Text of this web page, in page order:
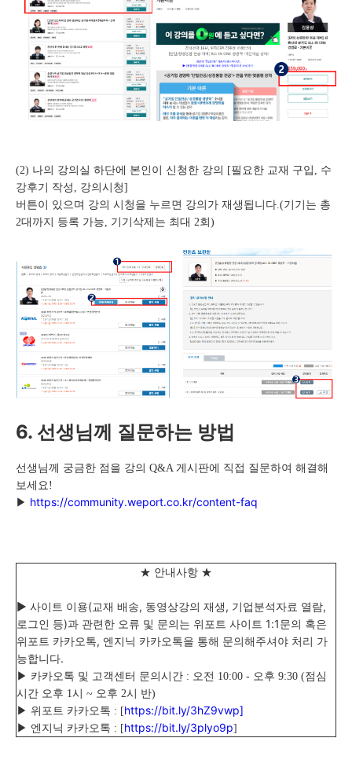
(2) 나의 강의실 하단에 본인이 신청한 강의 [필요한 교재 구입, 수
강후기 작성, 강의시청]
버튼이 있으며 강의 시청을 누르면 강의가 재생됩니다.(기기는 총
2대까지 등록 가능, 기기삭제는 최대 2회)
6. 선생님께 질문하는 방법
선생님께 궁금한 점을 강의 Q&A 게시판에 직접 질문하여 해결해
보세요!
▶ https://community.weport.co.kr/content-faq
★ 안내사항 ★
▶ 사이트 이용(교재 배송, 동영상강의 재생, 기업분석자료 열람,
로그인 등)과 관련한 오류 및 문의는 위포트 사이트 1:1문의 혹은
위포트 카카오톡, 엔지닉 카카오톡을 통해 문의해주셔야 처리 가
능합니다.
▶ 카카오톡 및 고객센터 문의시간 : 오전 10:00 - 오후 9:30 (점심
시간 오후 1시 ~ 오후 2시 반)
▶ 위포트 카카오톡 : [https://bit.ly/3hZ9vwp]
▶ 엔지닉 카카오톡 : [https://bit.ly/3plyo9p]